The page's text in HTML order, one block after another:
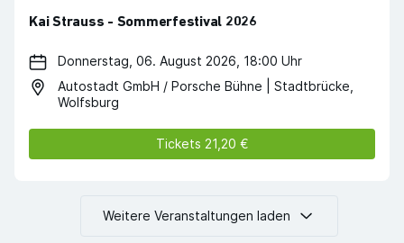
Kai Strauss - Sommerfestival 2026
Donnerstag, 06. August 2026, 18:00 Uhr
Autostadt GmbH / Porsche Bühne | Stadtbrücke,
Wolfsburg
Tickets 21,20 €
Weitere Veranstaltungen laden